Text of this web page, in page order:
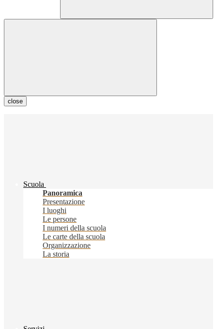
close
Scuola
Panoramica
Presentazione
I luoghi
Le persone
I numeri della scuola
Le carte della scuola
Organizzazione
La storia